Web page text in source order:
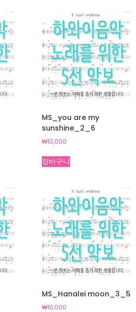
MS_you are my
sunshine_2_6
₩10,000
장바구니
MS_Hanalei moon_3_5
₩10,000